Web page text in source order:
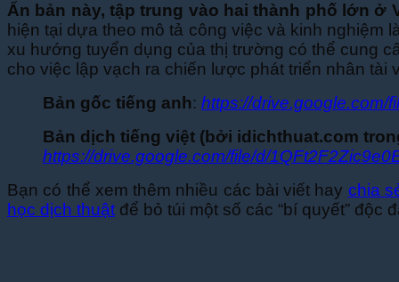
Ấn bản này, tập trung vào hai thành phố lớn ở
hiện tại dựa theo mô tả công việc và kinh
xu hướng tuyển dụng của thị trường có thể cung
cho việc lập vạch ra chiến lược phát triển nhân
Bản gốc tiếng anh: https://drive.google.com/
Bản dịch tiếng việt (bởi idichthuat.com
https://drive.google.com/file/d/
Bạn có thể xem thêm nhiều các bài viết hay chia
học dịch thuật để bỏ túi một số các “bí quyết” độc